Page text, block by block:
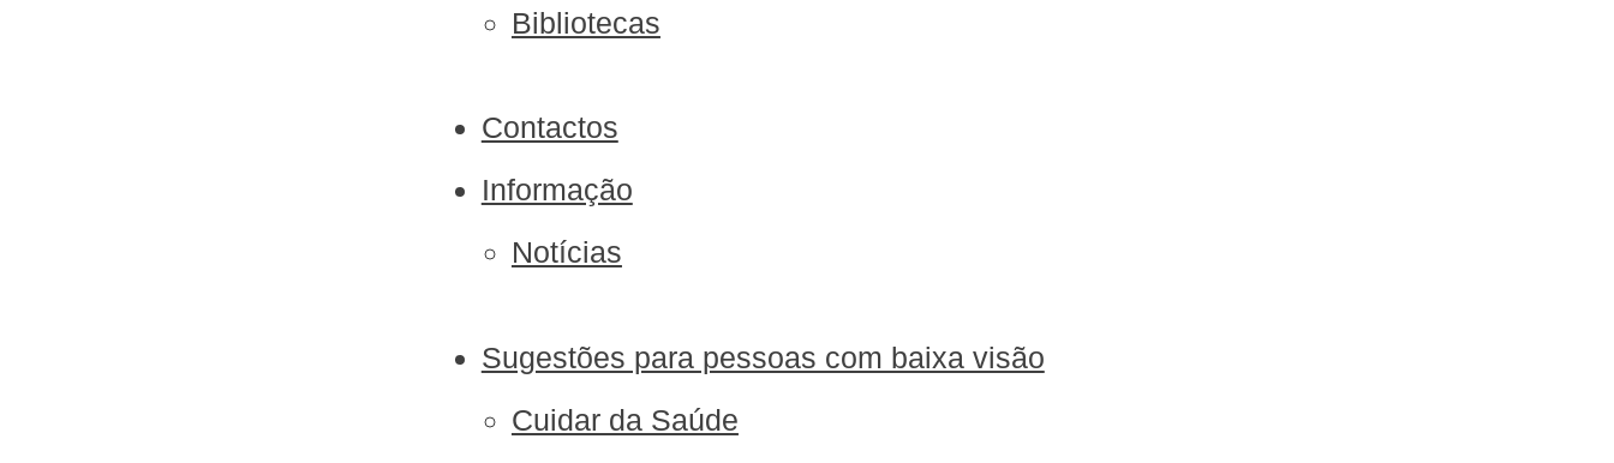
Bibliotecas
Contactos
Informação
Notícias
Sugestões para pessoas com baixa visão
Cuidar da Saúde